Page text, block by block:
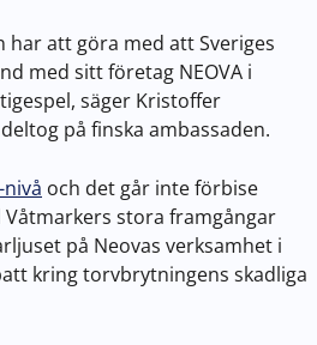
har att göra med att Sveriges
med sitt företag NEOVA i
säger Kristoffer
på finska ambassaden.
och det går inte förbise
stora framgångar
på Neovas verksamhet i
kring torvbrytningens skadliga